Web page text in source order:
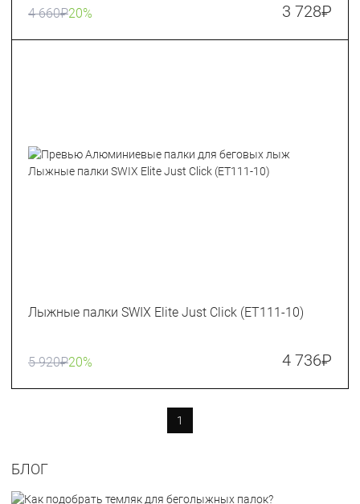
4 660₽20% 3 728₽
Лыжные палки SWIX Elite Just Click (ET111-10)
5 920₽20% 4 736₽
1
БЛОГ